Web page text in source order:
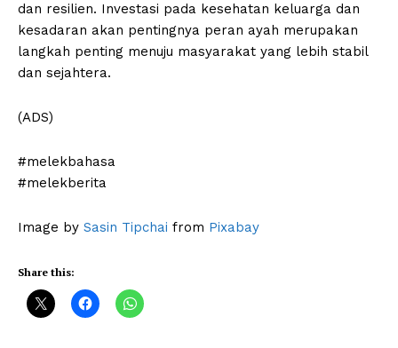
Company
Harta
Wanita
Budaya
dan resilien. Investasi pada kesehatan keluarga dan
kesadaran akan pentingnya peran ayah merupakan
langkah penting menuju masyarakat yang lebih stabil
dan sejahtera.
(ADS)
#melekbahasa
#melekberita
Image by Sasin Tipchai from Pixabay
Share this: